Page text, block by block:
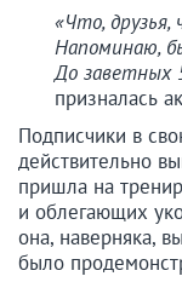
«Что,
Напоминаю,
До заветных
призналась
Подписчики в
действительно
пришла на
и облегающих
она, наверняка,
было